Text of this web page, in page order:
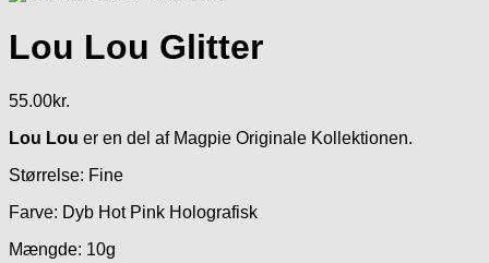
Lou Lou Glitter
55.00kr.
Lou Lou er en del af Magpie Originale Kollektionen.
Størrelse: Fine
Farve: Dyb Hot Pink Holografisk
Mængde: 10g